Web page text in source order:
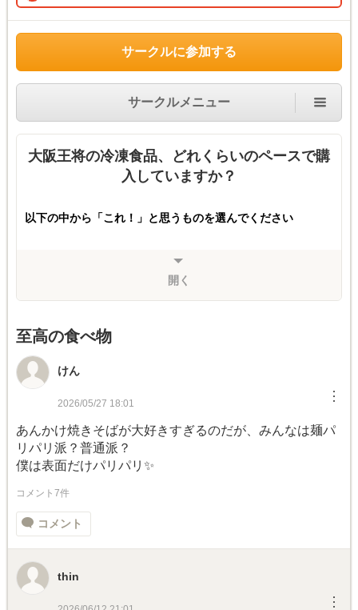
サークルに参加する
サークルメニュー
大阪王将の冷凍食品、どれくらいのペースで購
入していますか？
以下の中から「これ！」と思うものを選んでください
開く
至高の食べ物
けん
2026/05/27 18:01 ︙
あんかけ焼きそばが大好きすぎるのだが、みんなは麺パ
リパリ派？普通派？
僕は表面だけパリパリ✨
コメント7件
コメント
thin
︙